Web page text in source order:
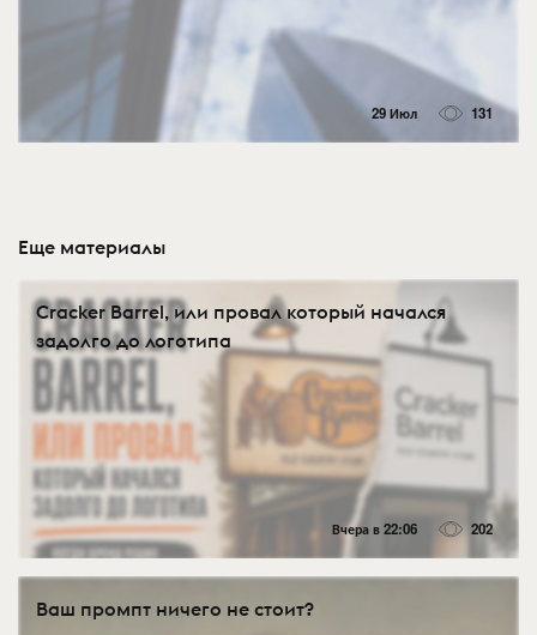
29 Июл 131
Еще материалы
Cracker Barrel, или провал который начался
задолго до логотипа
Вчера в 22:06 202
Ваш промпт ничего не стоит?